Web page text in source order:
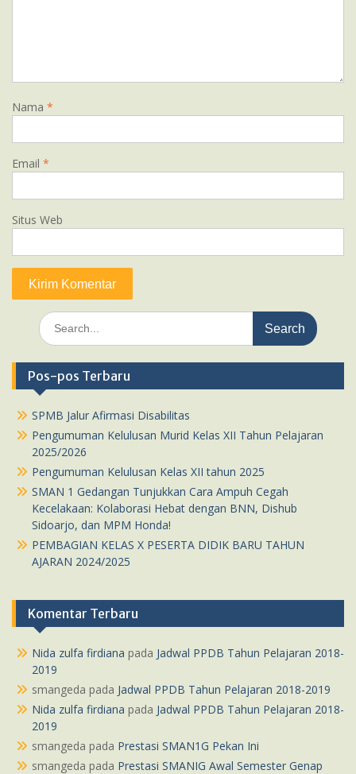
Nama *
Email *
Situs Web
Search
for:
Pos-pos Terbaru
SPMB Jalur Afirmasi Disabilitas
Pengumuman Kelulusan Murid Kelas XII Tahun Pelajaran
2025/2026
Pengumuman Kelulusan Kelas XII tahun 2025
SMAN 1 Gedangan Tunjukkan Cara Ampuh Cegah
Kecelakaan: Kolaborasi Hebat dengan BNN, Dishub
Sidoarjo, dan MPM Honda!
PEMBAGIAN KELAS X PESERTA DIDIK BARU TAHUN
AJARAN 2024/2025
Komentar Terbaru
Nida zulfa firdiana pada Jadwal PPDB Tahun Pelajaran 2018-
2019
smangeda pada Jadwal PPDB Tahun Pelajaran 2018-2019
Nida zulfa firdiana pada Jadwal PPDB Tahun Pelajaran 2018-
2019
smangeda pada Prestasi SMAN1G Pekan Ini
smangeda pada Prestasi SMANIG Awal Semester Genap